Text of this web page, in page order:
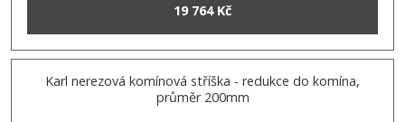
19 764 Kč
Karl nerezová komínová stříška - redukce do komína,
průměr 200mm